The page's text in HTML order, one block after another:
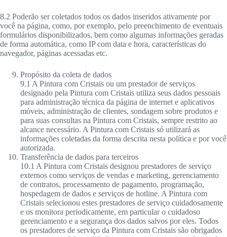
8.2 Poderão ser coletados todos os dados inseridos ativamente por
você na página, como, por exemplo, pelo preenchimento de eventuais
formulários disponibilizados, bem como algumas informações geradas
de forma automática, como IP com data e hora, características do
navegador, páginas acessadas etc.
Propósito da coleta de dados
9.1 A Pintura com Cristais ou um prestador de serviços
designado pela Pintura com Cristais utiliza seus dados pessoais
para administração técnica da página de internet e aplicativos
móveis, administração de clientes, sondagem sobre produtos e
para suas consultas na Pintura com Cristais, sempre restrito ao
alcance necessário. A Pintura com Cristais só utilizará as
informações coletadas da forma descrita nesta política e por você
autorizada.
Transferência de dados para terceiros
10.1 A Pintura com Cristais designou prestadores de serviço
externos como serviços de vendas e marketing, gerenciamento
de contratos, processamento de pagamento, programação,
hospedagem de dados e serviços de hotline. A Pintura com
Cristais selecionou estes prestadores de serviço cuidadosamente
e os monitora periodicamente, em particular o cuidadoso
gerenciamento e a segurança dos dados salvos por eles. Todos
os prestadores de serviço da Pintura com Cristais são obrigados